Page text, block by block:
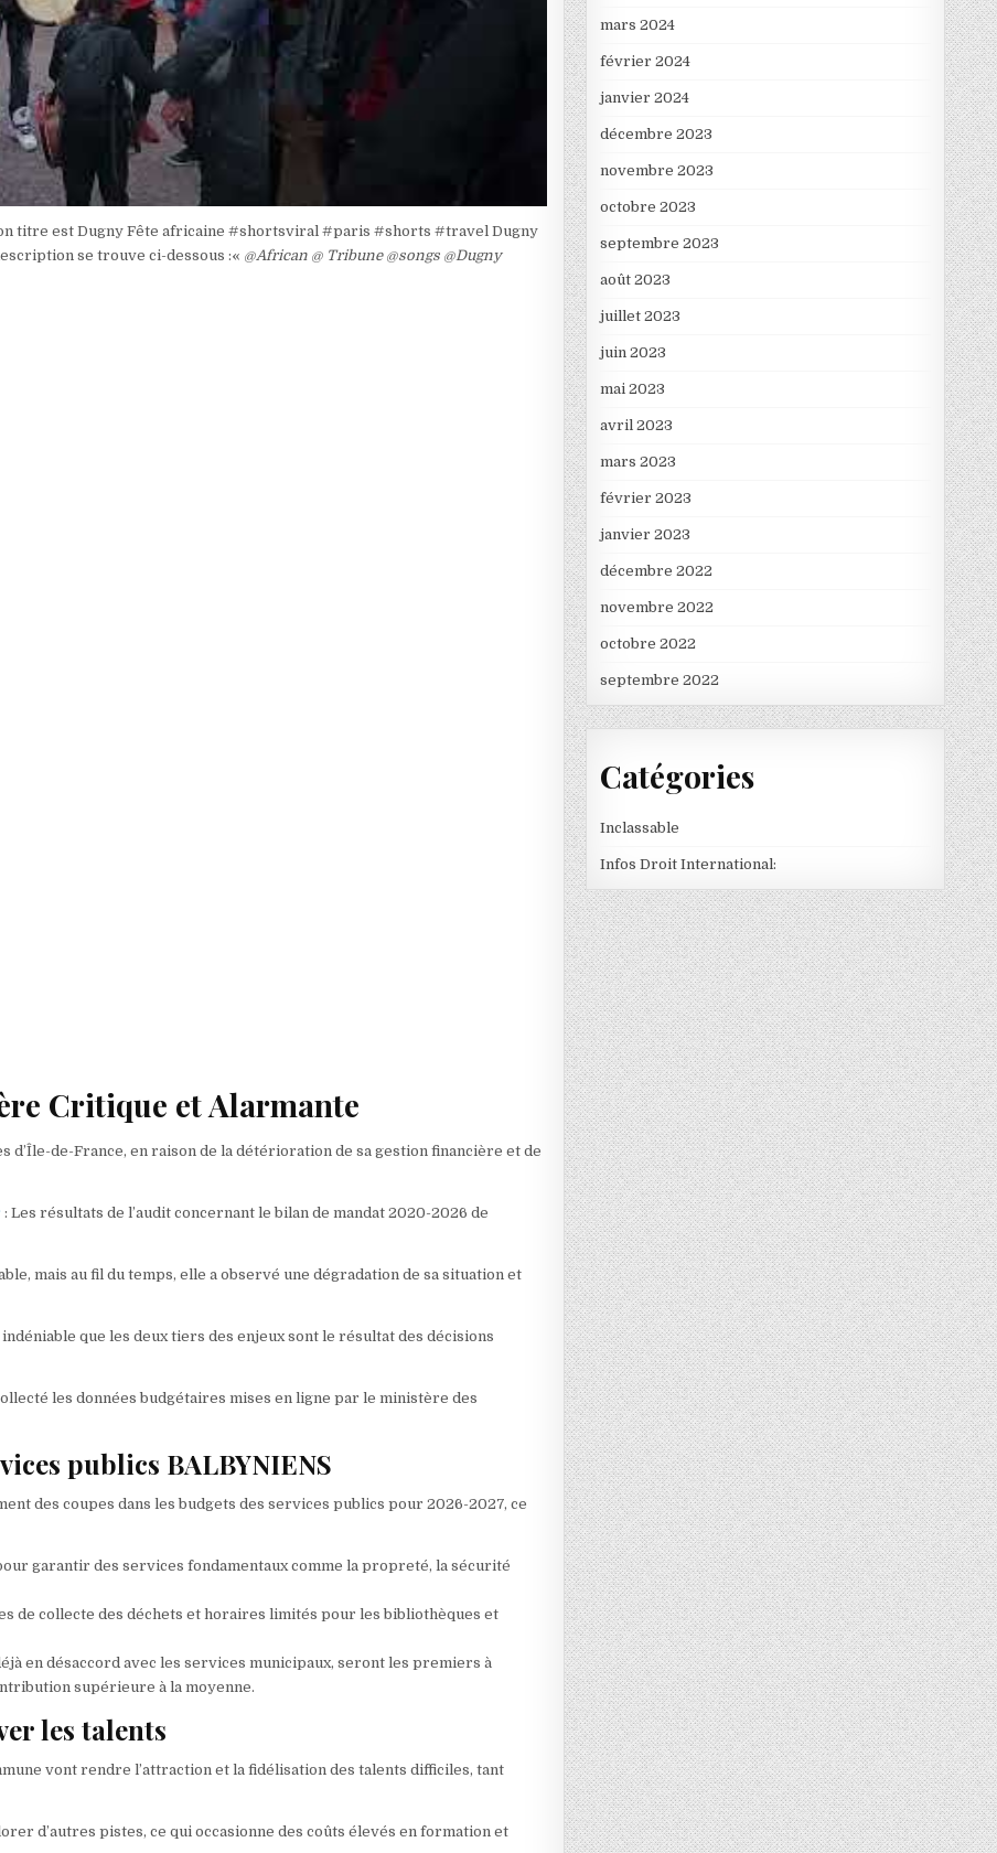
titre est Dugny Fête africaine #shortsviral #paris #shorts #travel Dugny
se trouve ci-dessous :« @African @ Tribune @songs @Dugny
Critique et Alarmante
de-France, en raison de la détérioration de sa gestion financière et de
: Les résultats de l’audit concernant le bilan de mandat 2020-2026 de
mais au fil du temps, elle a observé une dégradation de sa situation et
que les deux tiers des enjeux sont le résultat des décisions
les données budgétaires mises en ligne par le ministère des
publics BALBYNIENS
des coupes dans les budgets des services publics pour 2026-2027, ce
garantir des services fondamentaux comme la propreté, la sécurité
de collecte des déchets et horaires limités pour les bibliothèques et
en désaccord avec les services municipaux, seront les premiers à
supérieure à la moyenne.
les talents
vont rendre l’attraction et la fidélisation des talents difficiles, tant
d’autres pistes, ce qui occasionne des coûts élevés en formation et
mars 2024
février 2024
janvier 2024
décembre 2023
novembre 2023
octobre 2023
septembre 2023
août 2023
juillet 2023
juin 2023
mai 2023
avril 2023
mars 2023
février 2023
janvier 2023
décembre 2022
novembre 2022
octobre 2022
septembre 2022
Catégories
Inclassable
Infos Droit International: